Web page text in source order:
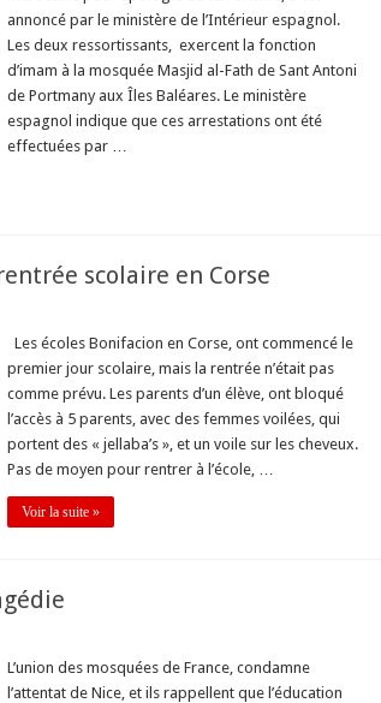
annoncé par le ministère de l’Intérieur espagnol.
Les deux ressortissants, exercent la fonction
d’imam à la mosquée Masjid al-Fath de Sant Antoni
de Portmany aux Îles Baléares. Le ministère
espagnol indique que ces arrestations ont été
effectuées par …
scolaire en Corse
Les écoles Bonifacion en Corse, ont commencé le
premier jour scolaire, mais la rentrée n’était pas
comme prévu. Les parents d’un élève, ont bloqué
l’accès à 5 parents, avec des femmes voilées, qui
portent des « jellaba’s », et un voile sur les cheveux.
Pas de moyen pour rentrer à l’école, …
Voir la suite »
L’union des mosquées de France, condamne
l’attentat de Nice, et ils rappellent que l’éducation